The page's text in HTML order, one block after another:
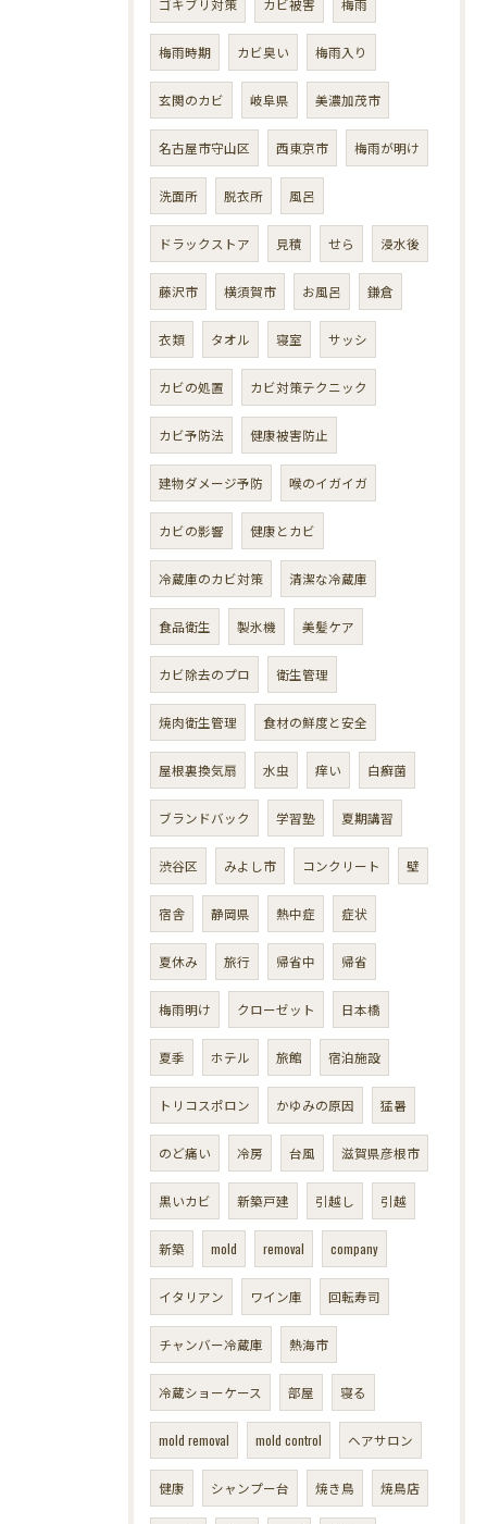
梅雨時期 カビ臭い 梅雨入り
玄関のカビ 岐阜県 美濃加茂市
名古屋市守山区 西東京市 梅雨が明け
洗面所 脱衣所 風呂
ドラックストア 見積 せら 浸水後
藤沢市 横須賀市 お風呂 鎌倉
衣類 タオル 寝室 サッシ
カビの処置 カビ対策テクニック
カビ予防法 健康被害防止
建物ダメージ予防 喉のイガイガ
カビの影響 健康とカビ
冷蔵庫のカビ対策 清潔な冷蔵庫
食品衛生 製氷機 美髪ケア
カビ除去のプロ 衛生管理
焼肉衛生管理 食材の鮮度と安全
屋根裏換気扇 水虫 痒い 白癬菌
ブランドバック 学習塾 夏期講習
渋谷区 みよし市 コンクリート 壁
宿舎 静岡県 熱中症 症状
夏休み 旅行 帰省中 帰省
梅雨明け クローゼット 日本橋
夏季 ホテル 旅館 宿泊施設
トリコスポロン かゆみの原因 猛暑
のど痛い 冷房 台風 滋賀県彦根市
黒いカビ 新築戸建 引越し 引越
新築 mold removal company
イタリアン ワイン庫 回転寿司
チャンバー冷蔵庫 熱海市
冷蔵ショーケース 部屋 寝る
mold removal mold control ヘアサロン
健康 シャンプー台 焼き鳥 焼鳥店